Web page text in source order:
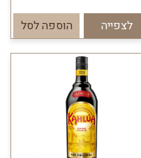
לצפייה הוספה לסל